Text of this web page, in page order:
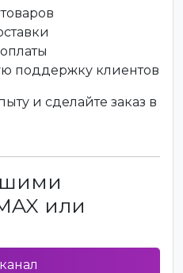
поддержку клиентов
и сделайте заказ в
или